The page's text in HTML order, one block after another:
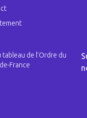
de l’Ordre du
France